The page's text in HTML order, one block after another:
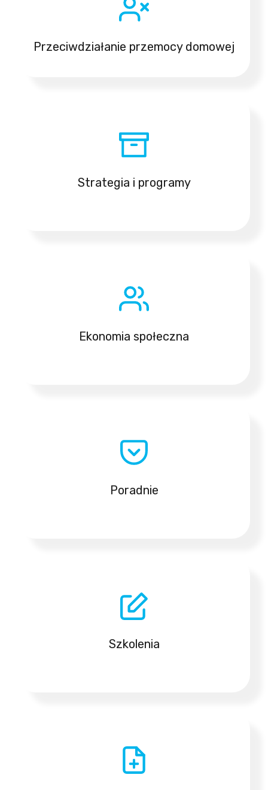
Przeciwdziałanie przemocy domowej
Strategia i programy
Ekonomia społeczna
Poradnie
Szkolenia